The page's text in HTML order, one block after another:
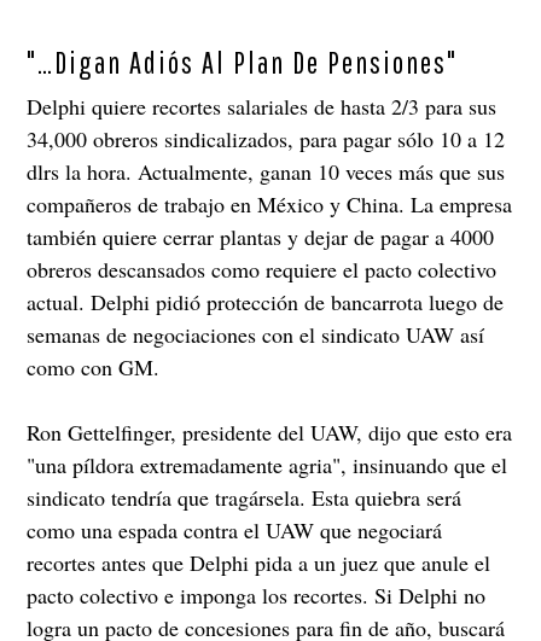
"…Digan Adiós Al Plan De Pensiones"
Delphi quiere recortes salariales de hasta 2/3 para sus
34,000 obreros sindicalizados, para pagar sólo 10 a 12
dlrs la hora. Actualmente, ganan 10 veces más que sus
compañeros de trabajo en México y China. La empresa
también quiere cerrar plantas y dejar de pagar a 4000
obreros descansados como requiere el pacto colectivo
actual. Delphi pidió protección de bancarrota luego de
semanas de negociaciones con el sindicato UAW así
como con GM.
Ron Gettelfinger, presidente del UAW, dijo que esto era
"una píldora extremadamente agria", insinuando que el
sindicato tendría que tragársela. Esta quiebra será
como una espada contra el UAW que negociará
recortes antes que Delphi pida a un juez que anule el
pacto colectivo e imponga los recortes. Si Delphi no
logra un pacto de concesiones para fin de año, buscará